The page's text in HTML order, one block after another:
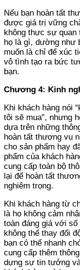
Nếu bạn hoàn tất
được giá trị vững
không thực sự quan
họ là gì, dường như
muốn là chỉ để xúc
vô tình tạo ra bức
bạn.
Chương 4: Kinh
Khi khách hàng nói
tôi sẽ mua”, nhưng
dựa trên những
hoàn tất thương vụ
cho sản phẩm hay
phẩm của khách
cung cấp toàn bộ
lại để hoàn tất
nghiêm trọng.
Khi khách hàng từ
là họ không cảm
toàn đáng giá với
không thể thay đổi
bạn có thể nhanh
cung cấp thêm
dựng sự tin tưởng